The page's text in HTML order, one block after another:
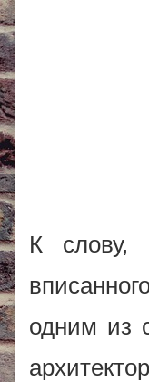
К слову,
одним из